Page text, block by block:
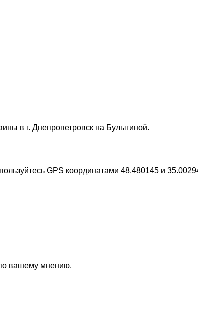
в г. Днепропетровск на Булыгиной.
GPS координатами 48.480145 и
по вашему мнению.